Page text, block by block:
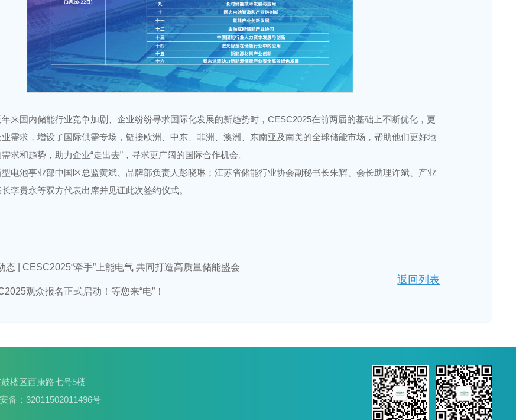
来国内储能行业竞争加剧、企业纷纷寻求国际化发展的新趋势时，CESC2025在前两届的基础上不断优化，更
需求，增设了国际供需专场，链接欧洲、中东、非洲、澳洲、东南亚及南美的全球储能市场，帮助他们更好地
求和趋势，助力企业“走出去”，寻求更广阔的国际合作机会。
电池事业部中国区总监黄斌、品牌部负责人彭晓琳；江苏省储能行业协会副秘书长朱辉、会长助理许斌、产业
李贵永等双方代表出席并见证此次签约仪式。
返回列表
态 | CESC2025“牵手”上能电气 共同打造高质量储能盛会
观众报名正式启动！等您来“电”！
楼区西康路七号5楼
备：32011502011496号